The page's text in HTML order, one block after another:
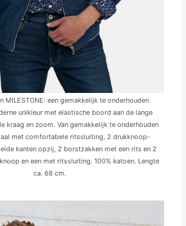
MILESTONE: een gemakkelijk te onderhouden
unikleur met elastische boord aan de lange
kraag en zoom. Van gemakkelijk te onderhouden
met comfortabele ritssluiting, 2 drukknoop-
kanten opzij, 2 borstzakken met een rits en 2
en een met ritssluiting. 100% katoen. Lengte
ca. 68 cm.